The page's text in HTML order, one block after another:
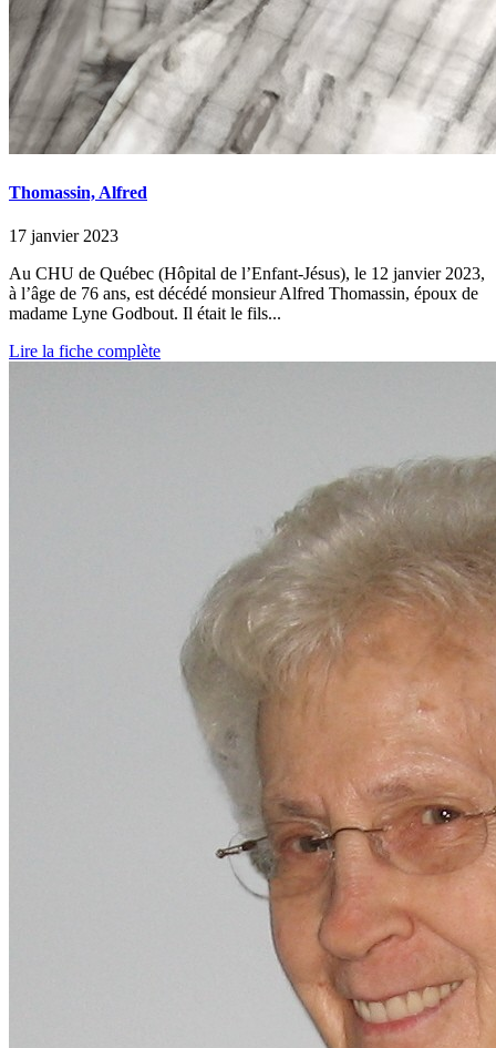
Thomassin, Alfred
17 janvier 2023
Au CHU de Québec (Hôpital de l’Enfant-Jésus), le 12 janvier 2023,
à l’âge de 76 ans, est décédé monsieur Alfred Thomassin, époux de
madame Lyne Godbout. Il était le fils...
Lire la fiche complète